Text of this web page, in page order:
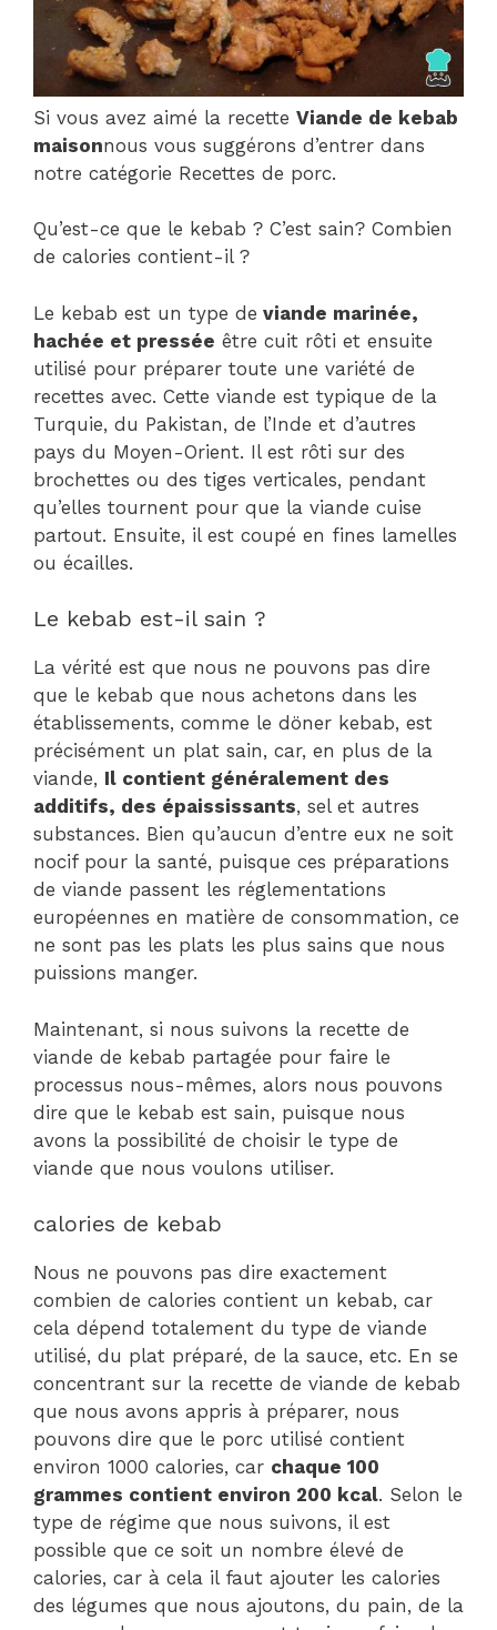
Si vous avez aimé la recette Viande de kebab
maisonnous vous suggérons d’entrer dans
notre catégorie Recettes de porc.
Qu’est-ce que le kebab ? C’est sain? Combien
de calories contient-il ?
Le kebab est un type de viande marinée,
hachée et pressée être cuit rôti et ensuite
utilisé pour préparer toute une variété de
recettes avec. Cette viande est typique de la
Turquie, du Pakistan, de l’Inde et d’autres
pays du Moyen-Orient. Il est rôti sur des
brochettes ou des tiges verticales, pendant
qu’elles tournent pour que la viande cuise
partout. Ensuite, il est coupé en fines lamelles
ou écailles.
Le kebab est-il sain ?
La vérité est que nous ne pouvons pas dire
que le kebab que nous achetons dans les
établissements, comme le döner kebab, est
précisément un plat sain, car, en plus de la
viande, Il contient généralement des
additifs, des épaississants, sel et autres
substances. Bien qu’aucun d’entre eux ne soit
nocif pour la santé, puisque ces préparations
de viande passent les réglementations
européennes en matière de consommation, ce
ne sont pas les plats les plus sains que nous
puissions manger.
Maintenant, si nous suivons la recette de
viande de kebab partagée pour faire le
processus nous-mêmes, alors nous pouvons
dire que le kebab est sain, puisque nous
avons la possibilité de choisir le type de
viande que nous voulons utiliser.
calories de kebab
Nous ne pouvons pas dire exactement
combien de calories contient un kebab, car
cela dépend totalement du type de viande
utilisé, du plat préparé, de la sauce, etc. En se
concentrant sur la recette de viande de kebab
que nous avons appris à préparer, nous
pouvons dire que le porc utilisé contient
environ 1000 calories, car chaque 100
grammes contient environ 200 kcal. Selon le
type de régime que nous suivons, il est
possible que ce soit un nombre élevé de
calories, car à cela il faut ajouter les calories
des légumes que nous ajoutons, du pain, de la